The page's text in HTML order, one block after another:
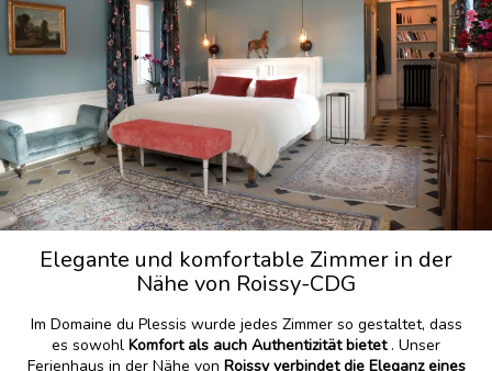
Elegante und komfortable Zimmer in der
Nähe von Roissy-CDG
Im Domaine du Plessis wurde jedes Zimmer so gestaltet, dass
es sowohl Komfort als auch Authentizität bietet. Unser
Ferienhaus in der Nähe von Roissy verbindet die Eleganz eines